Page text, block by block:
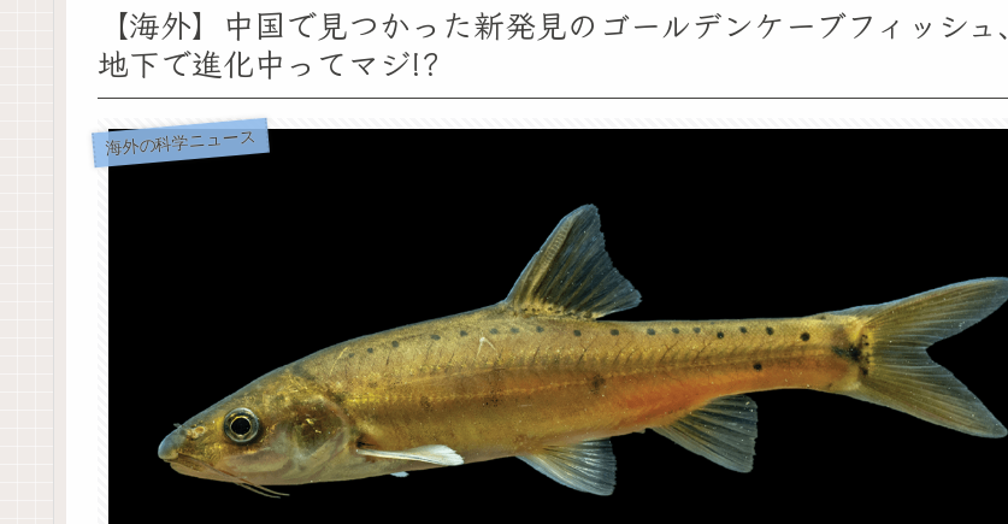
【海外】中国で見つかった新発見のゴールデンケーブフィッシュ、
地下で進化中ってマジ!?
海外の科学ニュース